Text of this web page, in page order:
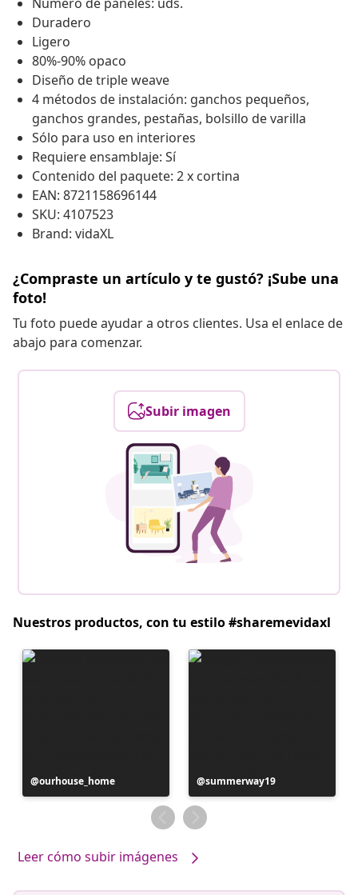
Duradero
Ligero
80%-90% opaco
Diseño de triple weave
4 métodos de instalación: ganchos pequeños,
ganchos grandes, pestañas, bolsillo de varilla
Sólo para uso en interiores
Requiere ensamblaje: Sí
Contenido del paquete: 2 x cortina
EAN: 8721158696144
SKU: 4107523
Brand: vidaXL
¿Compraste un artículo y te gustó? ¡Sube una
foto!
Tu foto puede ayudar a otros clientes. Usa el enlace de
abajo para comenzar.
Subir imagen
Nuestros productos, con tu estilo #sharemevidaxl
Publicación
realizada
ourhouse_home
Publicación
realizada
por
summerway19
Leer cómo subir imágenes